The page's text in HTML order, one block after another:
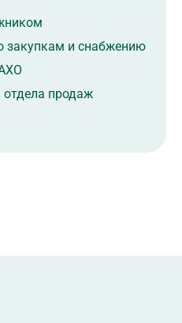
закупкам и снабжению
отдела продаж